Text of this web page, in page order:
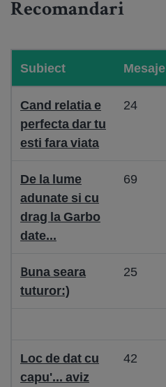
Recomandari
Subiect Mesaje
Cand relatia e
perfecta dar tu
esti fara viata
24
De la lume
adunate si cu
drag la Garbo
date...
69
Buna seara
tuturor:)
25
Loc de dat cu
capu'... aviz
42